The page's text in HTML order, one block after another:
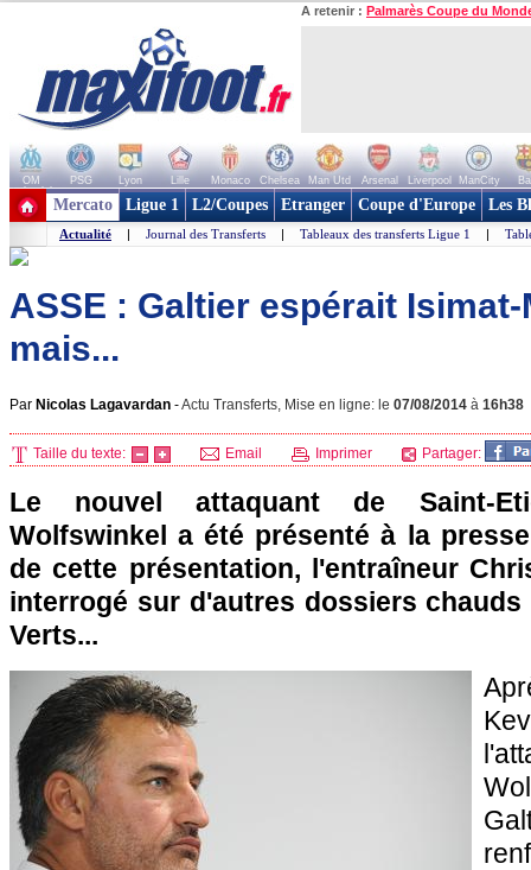
A retenir : Palmarès Coupe du
OM PSG Lyon Lille Monaco Chelsea Man Utd Arsenal Liverpool ManCity
+ de clubs
Mercato Ligue 1 L2/Coupes Etranger Coupe d'Europe Les
Actualité | Journal des Transferts | Tableaux des transferts Ligue 1 |
ASSE : Galtier espérait
mais...
Par Nicolas Lagavardan -Actu Transferts, Mise en ligne: le 07/08/2014 à 16h38
Taille du texte: Email Imprimer Partager:
Le nouvel attaquant de Saint-
Wolfswinkel a été présenté à la
de cette présentation, l'entraîneur
interrogé sur d'autres dossiers
Verts...